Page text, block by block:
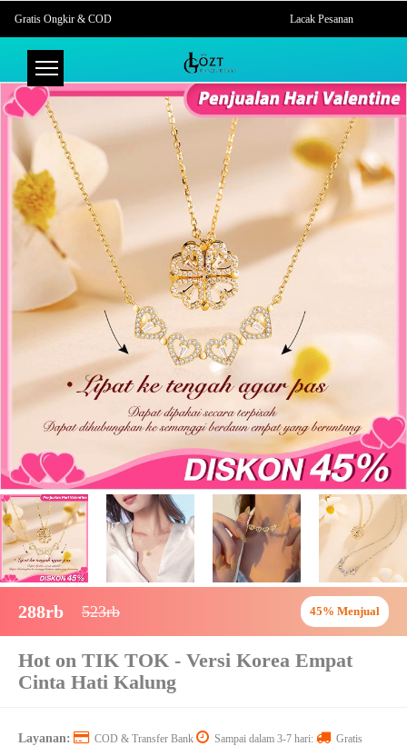
Gratis Ongkir & COD Lacak Pesanan
288rb 523rb 45% Menjual
Hot on TIK TOK - Versi Korea Empat
Cinta Hati Kalung
Layanan: COD & Transfer Bank Sampai dalam 3-7 hari:
Gratis